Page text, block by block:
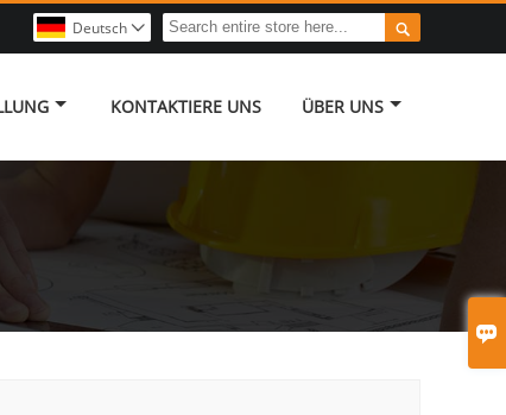


Deutsch 
KONTAKTIERE UNS ÜBER UNS